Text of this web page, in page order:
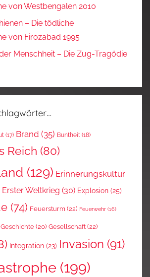
von Westbengalen 2010
– Die tödliche
von Firozabad 1995
Menschheit – Die Zug-Tragödie
(17) Brand (35) Buntheit (18)
Reich (80)
(129) Erinnerungskultur
Erster Weltkrieg (30) Explosion (25)
(74) Feuersturm (22) Feuerwehr (16)
Geschichte (20) Gesellschaft(22)
Integration (23) Invasion (91)
(199)